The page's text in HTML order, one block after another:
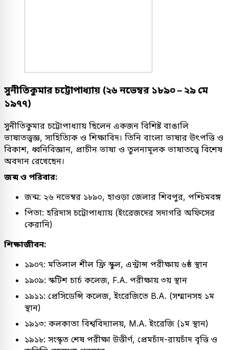
সুনীতিকুমার চট্টোপাধ্যায় (২৬ নভেম্বর ১৮৯০ – ২৯ মে
১৯৭৭)
সুনীতিকুমার চট্টোপাধ্যায় ছিলেন একজন বিশিষ্ট বাঙালি
ভাষাতত্ত্বজ্ঞ, সাহিত্যিক ও শিক্ষাবিদ। তিনি বাংলা ভাষার উৎপত্তি ও
বিকাশ, ধ্বনিবিজ্ঞান, প্রাচীন ভাষা ও তুলনামূলক ভাষাতত্ত্বে বিশেষ
অবদান রেখেছেন।
জন্ম ও পরিবার:
জন্ম: ২৬ নভেম্বর ১৮৯০, হাওড়া জেলার শিবপুর, পশ্চিমবঙ্গ
পিতা: হরিদাস চট্টোপাধ্যায় (ইংরেজদের সদাগরি অফিসের
কেরানি)
শিক্ষাজীবন:
১৯০৭: মতিলাল শীল ফ্রি স্কুল, এন্ট্রান্স পরীক্ষায় ৬ষ্ঠ স্থান
১৯০৯: স্কটিশ চার্চ কলেজ, F.A. পরীক্ষায় ৩য় স্থান
১৯১১: প্রেসিডেন্সি কলেজ, ইংরেজিতে B.A. (সম্মানসহ ১ম
স্থান)
১৯১৩: কলকাতা বিশ্ববিদ্যালয়, M.A. ইংরেজি (১ম স্থান)
১৯১৮: সংস্কৃত শেষ পরীক্ষা উত্তীর্ণ, প্রেমচাঁদ-রায়চাঁদ বৃত্তি ও